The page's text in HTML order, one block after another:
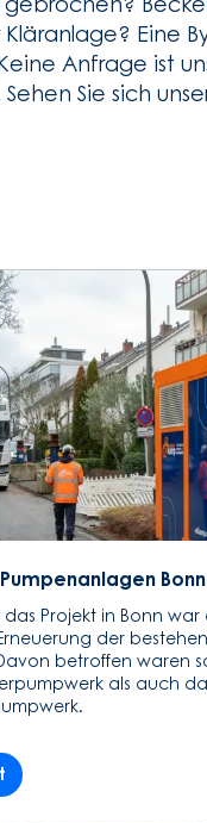
gebrochen?
Eine
Anfrage ist
Sie sich
Bonn
das Projekt in Bonn war
der
betroffen waren
als auch